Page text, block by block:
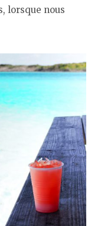
lorsque nous